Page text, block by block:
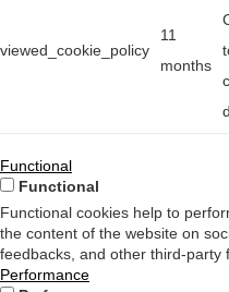
viewed_cookie_policy
11
months
Functional
Functional
Functional cookies help to
the content of the website on
feedbacks, and other third-party
Performance